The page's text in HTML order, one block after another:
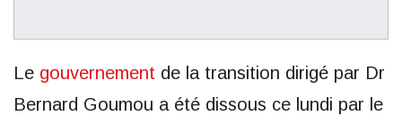
Le gouvernement de la transition dirigé par Dr
Bernard Goumou a été dissous ce lundi par le